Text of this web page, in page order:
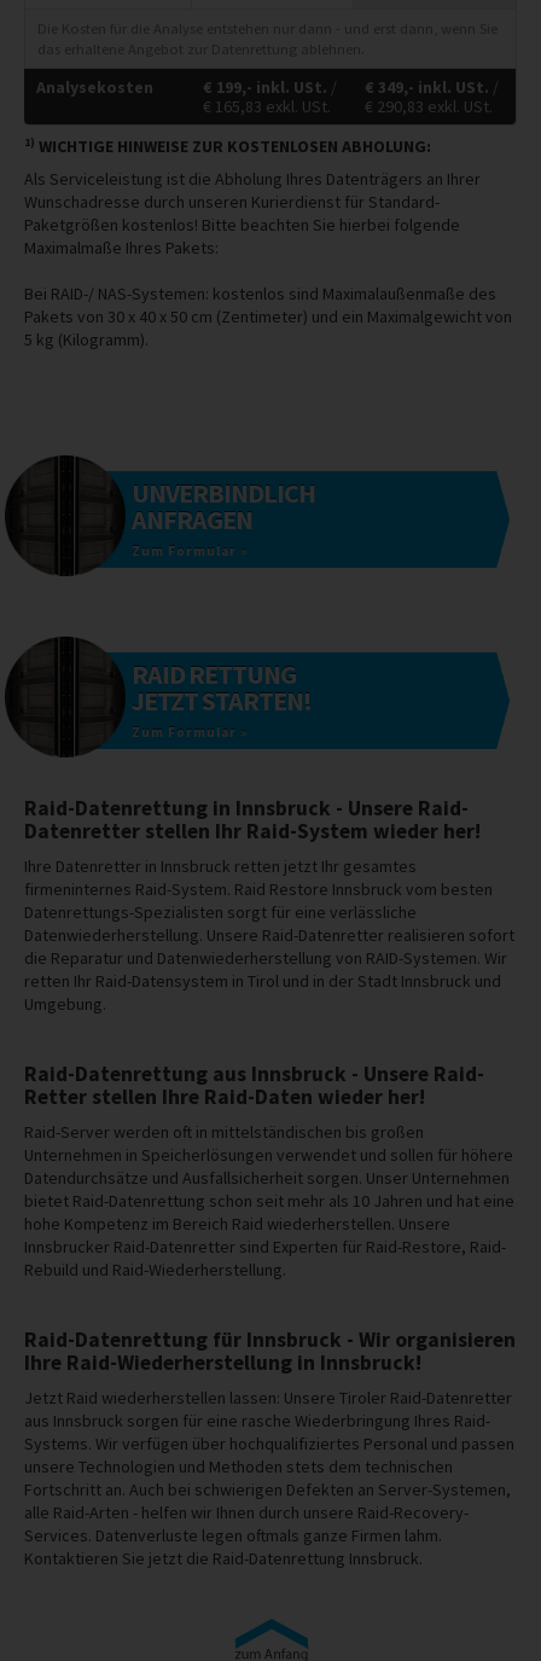
Analysekosten € 199,- inkl. USt. /
€ 165,83 exkl. USt.
€ 349,- inkl. USt. /
€ 290,83 exkl. USt.
1) WICHTIGE HINWEISE ZUR KOSTENLOSEN ABHOLUNG:
Als Serviceleistung ist die Abholung Ihres Datenträgers an Ihrer
Wunschadresse durch unseren Kurierdienst für Standard-
Paketgrößen kostenlos! Bitte beachten Sie hierbei folgende
Maximalmaße Ihres Pakets:
Bei RAID-/ NAS-Systemen: kostenlos sind Maximalaußenmaße des
Pakets von 30 x 40 x 50 cm (Zentimeter) und ein Maximalgewicht von
5 kg (Kilogramm).
UNVERBINDLICH
ANFRAGEN
Zum Formular »
RAID RETTUNG
JETZT STARTEN!
Zum Formular »
Raid-Datenrettung in Innsbruck - Unsere Raid-
Datenretter stellen Ihr Raid-System wieder her!
Ihre Datenretter in Innsbruck retten jetzt Ihr gesamtes
firmeninternes Raid-System. Raid Restore Innsbruck vom besten
Datenrettungs-Spezialisten sorgt für eine verlässliche
Datenwiederherstellung. Unsere Raid-Datenretter realisieren sofort
die Reparatur und Datenwiederherstellung von RAID-Systemen. Wir
retten Ihr Raid-Datensystem in Tirol und in der Stadt Innsbruck und
Umgebung.
Raid-Datenrettung aus Innsbruck - Unsere Raid-
Retter stellen Ihre Raid-Daten wieder her!
Raid-Server werden oft in mittelständischen bis großen
Unternehmen in Speicherlösungen verwendet und sollen für höhere
Datendurchsätze und Ausfallsicherheit sorgen. Unser Unternehmen
bietet Raid-Datenrettung schon seit mehr als 10 Jahren und hat eine
hohe Kompetenz im Bereich Raid wiederherstellen. Unsere
Innsbrucker Raid-Datenretter sind Experten für Raid-Restore, Raid-
Rebuild und Raid-Wiederherstellung.
Raid-Datenrettung für Innsbruck - Wir organisieren
Ihre Raid-Wiederherstellung in Innsbruck!
Jetzt Raid wiederherstellen lassen: Unsere Tiroler Raid-Datenretter
aus Innsbruck sorgen für eine rasche Wiederbringung Ihres Raid-
Systems. Wir verfügen über hochqualifiziertes Personal und passen
unsere Technologien und Methoden stets dem technischen
Fortschritt an. Auch bei schwierigen Defekten an Server-Systemen,
alle Raid-Arten - helfen wir Ihnen durch unsere Raid-Recovery-
Services. Datenverluste legen oftmals ganze Firmen lahm.
Kontaktieren Sie jetzt die Raid-Datenrettung Innsbruck.